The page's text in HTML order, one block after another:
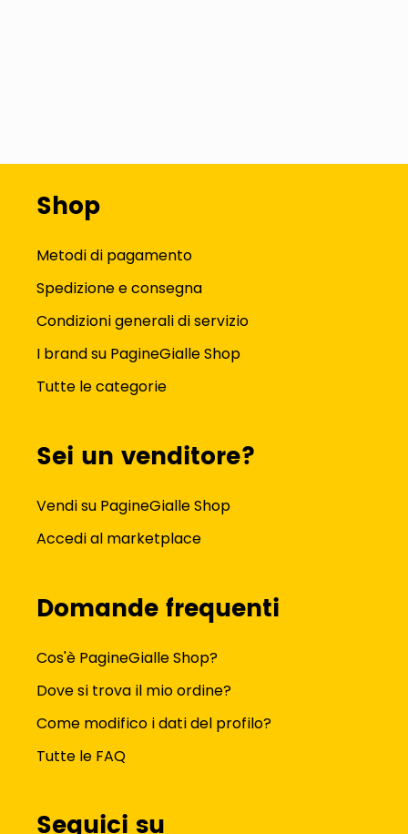
Shop
Metodi di pagamento
Spedizione e consegna
Condizioni generali di servizio
I brand su PagineGialle Shop
Tutte le categorie
Sei un venditore?
Vendi su PagineGialle Shop
Accedi al marketplace
Domande frequenti
Cos'è PagineGialle Shop?
Dove si trova il mio ordine?
Come modifico i dati del profilo?
Tutte le FAQ